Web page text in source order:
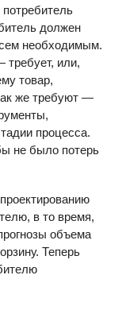
должен
необходимым.
или,
товар,
же требуют —
процесса.
не было потерь
в то время,
объема
Теперь